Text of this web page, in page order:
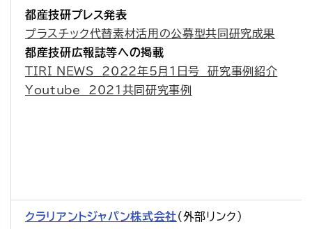
都産技研プレス発表
プラスチック代替素材活用の公募型共同研究成果
都産技研広報誌等への掲載
TIRI NEWS　2022年5月1日号　研究事例紹介
Youtube　2021共同研究事例
クラリアントジャパン株式会社（外部リンク）